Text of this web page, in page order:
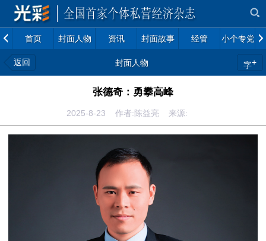
首页 封面人物 资讯 封面故事 经管 小个专党建
返回 封面人物 字+
张德奇：勇攀高峰
2025-8-23 作者:陈益亮 来源: